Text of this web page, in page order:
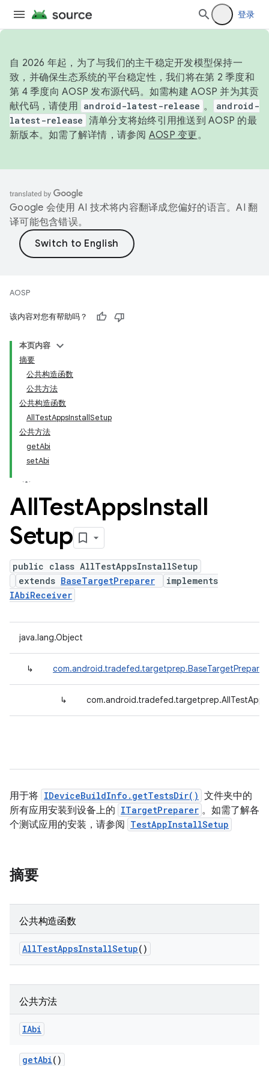
登录
自 2026 年起，为了与我们的主干稳定开发模型保持一
致，并确保生态系统的平台稳定性，我们将在第 2 季度和
第 4 季度向 AOSP 发布源代码。如需构建 AOSP 并为其贡
献代码，请使用 android-latest-release 。
android-
latest-release 清单分支将始终引用推送到 AOSP 的最
新版本。如需了解详情，请参阅 AOSP 变更。
Google 会使用 AI 技术将内容翻译成您偏好的语言。AI 翻
译可能包含错误。
AOSP
该内容对您有帮助吗？
本页内容
摘要
公共构造函数
公共方法
公共构造函数
AllTestAppsInstallSetup
公共方法
getAbi
setAbi
AllTestAppsInstall
Setup
public class AllTestAppsInstallSetup
extends BaseTargetPreparer
implements
IAbiReceiver
java.lang.Object
↳ com.android.tradefed.targetprep.BaseTargetPreparer
↳
用于将 IDeviceBuildInfo.getTestsDir() 文件夹中的
所有应用安装到设备上的 ITargetPreparer 。如需了解各
个测试应用的安装，请参阅
TestAppInstallSetup
摘要
公共构造函数
AllTestAppsInstallSetup()
公共方法
IAbi
getAbi()